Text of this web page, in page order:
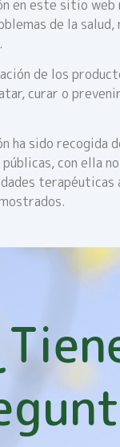
en este sitio web
de la salud,
de los
curar o
ha sido recogida
con ella
terapéuticas